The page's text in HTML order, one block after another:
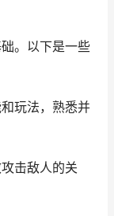
。以下是一些
玩法，熟悉并
击敌人的关